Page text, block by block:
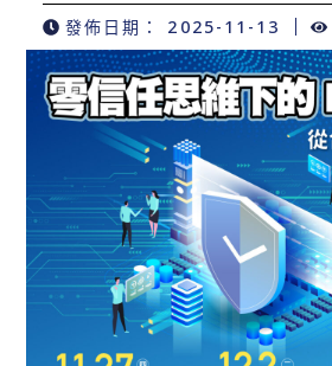
發佈日期： 2025-11-13